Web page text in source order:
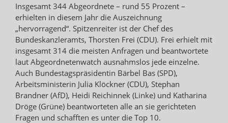
Insgesamt 344 Abgeordnete – rund 55 Prozent –
erhielten in diesem Jahr die Auszeichnung
„hervorragend“. Spitzenreiter ist der Chef des
Bundeskanzleramts, Thorsten Frei (CDU). Frei erhielt mit
insgesamt 314 die meisten Anfragen und beantwortete
laut Abgeordnetenwatch ausnahmslos jede einzelne.
Auch Bundestagspräsidentin Bärbel Bas (SPD),
Arbeitsministerin Julia Klöckner (CDU), Stephan
Brandner (AfD), Heidi Reichinnek (Linke) und Katharina
Dröge (Grüne) beantworteten alle an sie gerichteten
Fragen und schafften es unter die Top 10.